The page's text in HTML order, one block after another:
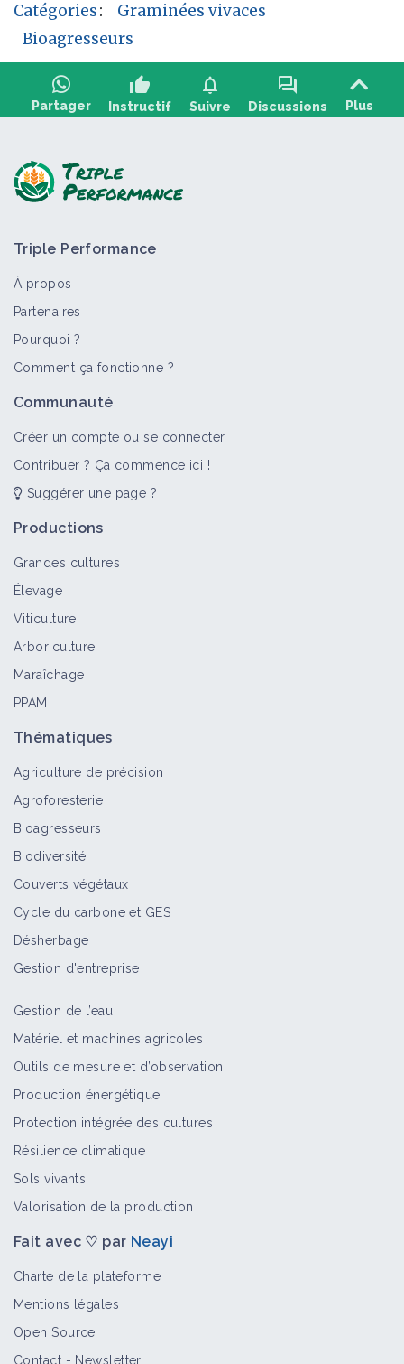
Catégories:
Graminées vivaces
Bioagresseurs
Partager
thumb_up
Instructif
notifications
Suivre
forum
Discussions Plus
Adventices
Retour d'expérience
Cultiver des espèces diversifiées
dans la rotation
Fiche technique
annuelles
Triple Performance
À propos
Partenaires
Pourquoi ?
Comment ça fonctionne ?
Communauté
Créer un compte ou se connecter
Contribuer ? Ça commence ici !
Suggérer une page ?
Productions
Grandes cultures
Élevage
Viticulture
Arboriculture
Maraîchage
PPAM
Thématiques
Agriculture de précision
Agroforesterie
Bioagresseurs
Biodiversité
Couverts végétaux
Cycle du carbone et GES
Désherbage
Gestion d'entreprise
Gestion de l’eau
Matériel et machines agricoles
Outils de mesure et d’observation
Production énergétique
Protection intégrée des cultures
Résilience climatique
Sols vivants
Valorisation de la production
Fait avec ♡ par Neayi
Charte de la plateforme
Mentions légales
Open Source
Contact - Newsletter